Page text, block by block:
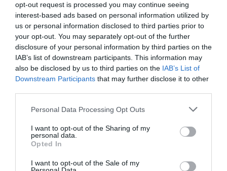
opt-out request is processed you may continue seeing
interest-based ads based on personal information utilized by
us or personal information disclosed to third parties prior to
your opt-out. You may separately opt-out of the further
disclosure of your personal information by third parties on the
IAB’s list of downstream participants. This information may
also be disclosed by us to third parties on the IAB’s List of
Downstream Participants that may further disclose it to other
Personal Data Processing Opt Outs
I want to opt-out of the Sharing of my
personal data.
Opted In
I want to opt-out of the Sale of my
Marcelo Gullo: “El trabajo de desmitificar la
historia, de poner la verdadera, de
desmontar la falsificación, es un trabajo
cristiano"
Artículos anteriores
DIARIO DE LA CORRUPCIÓN SANCHISTA
Oír se manifiesta delante de La Mareta: